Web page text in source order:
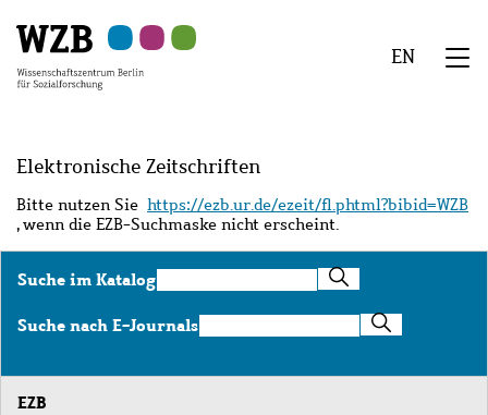
Hauptinhalt
springen
Navigation
springen
Suche
springen
Sekundärnavigation
springen
Fußzeile
springen
EN
Elektronische Zeitschriften
Bitte nutzen Sie https://ezb.ur.de/ezeit/fl.phtml?bibid=WZB
, wenn die EZB-Suchmaske nicht erscheint.
Suche im KatalogSuche
im
Katalog
Suche nach E-JournalsSuche
nach
Journals
EZB